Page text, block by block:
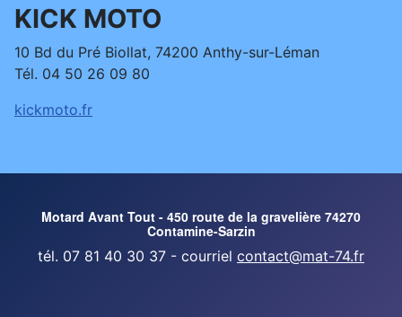
KICK MOTO
10 Bd du Pré Biollat, 74200 Anthy-sur-Léman
Tél. 04 50 26 09 80
kickmoto.fr
Motard Avant Tout - 450 route de la gravelière 74270
Contamine-Sarzin
tél. 07 81 40 30 37 - courriel contact@mat-74.fr